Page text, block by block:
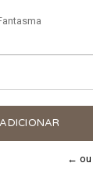
← ou